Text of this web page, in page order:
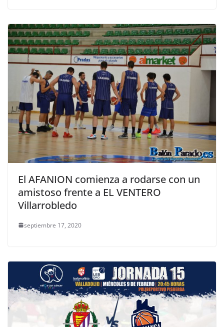
El AFANION comienza a rodarse con un
amistoso frente a EL VENTERO
Villarrobledo
septiembre 17, 2020